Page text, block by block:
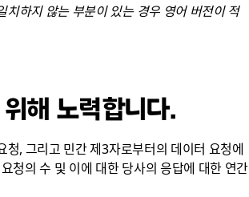
하지 않는 부분이 있는 경우 영어 버전이 적
해 노력합니다.
, 그리고 민간 제3자로부터의 데이터 요청에
청의 수 및 이에 대한 당사의 응답에 대한 연간